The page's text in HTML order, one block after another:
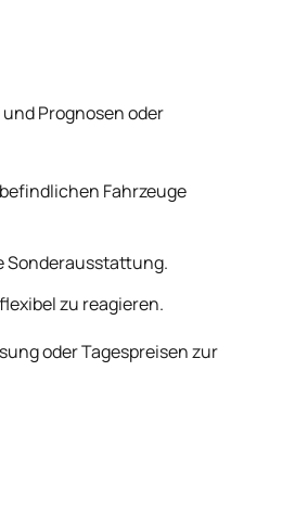
Prognosen oder
Fahrzeuge
Sonderausstattung.
zu reagieren.
oder Tagespreisen zur